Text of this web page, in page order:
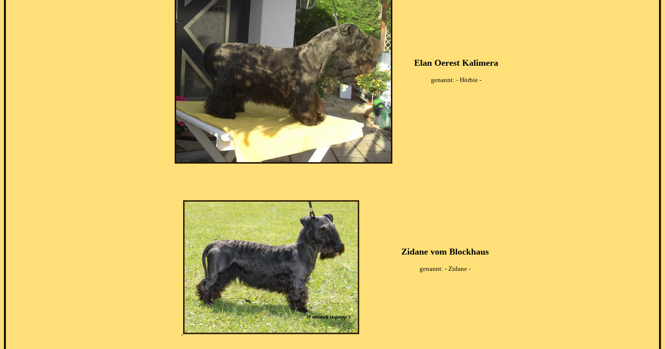
Elan Oerest Kalimera
genannt: - Hörbie -
Zidane vom Blockhaus
genannt: - Zidane -